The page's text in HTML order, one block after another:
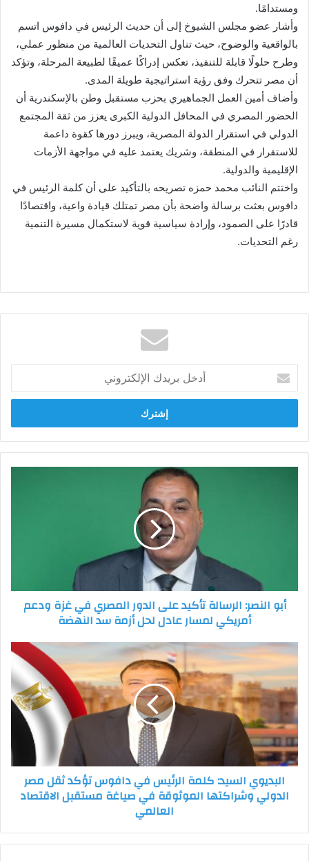
ومستدامًا.
وأشار عضو مجلس الشيوخ إلى أن حديث الرئيس في دافوس اتسم
بالواقعية والوضوح، حيث تناول التحديات العالمية من منظور عملي،
وطرح حلولًا قابلة للتنفيذ، تعكس إدراكًا عميقًا لطبيعة المرحلة، وتؤكد
أن مصر تتحرك وفق رؤية استراتيجية طويلة المدى.
وأضاف أمين العمل الجماهيري بحزب مستقبل وطن بالإسكندرية أن
الحضور المصري في المحافل الدولية الكبرى يعزز من ثقة المجتمع
الدولي في استقرار الدولة المصرية، ويبرز دورها كقوة داعمة
للاستقرار في المنطقة، وشريك يعتمد عليه في مواجهة الأزمات
الإقليمية والدولية.
واختتم النائب محمد حمزه تصريحه بالتأكيد على أن كلمة الرئيس في
دافوس بعثت برسالة واضحة بأن مصر تمتلك قيادة واعية، واقتصادًا
قادرًا على الصمود، وإرادة سياسية قوية لاستكمال مسيرة التنمية
رغم التحديات.
بريدك
الإلكتروني
غزة
ودعم
عادل
أزمة
سد
النهضة
أبو النصر: الرسالة تأكيد على الدور المصري في غزة ودعم
أمريكي لمسار عادل لحل أزمة سد النهضة
البديوي
كلمة
الرئيس
في
دافوس
تؤكد
ثقل
مصر
الدولي
وشراكتها
صياغة
البديوي السيد: كلمة الرئيس في دافوس تؤكد ثقل مصر
الدولي وشراكتها الموثوقة في صياغة مستقبل الاقتصاد
العالمي